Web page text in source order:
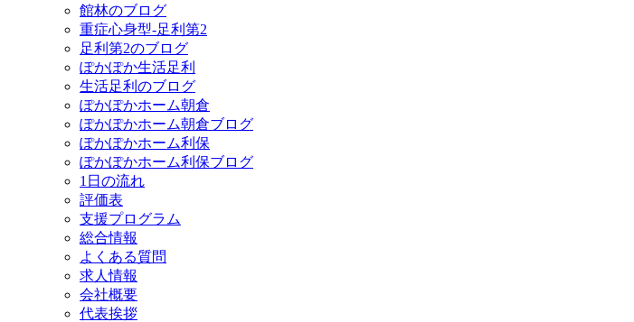
館林のブログ
重症心身型-足利第2
足利第2のブログ
ぽかぽか生活足利
生活足利のブログ
ぽかぽかホーム朝倉
ぽかぽかホーム朝倉ブログ
ぽかぽかホーム利保
ぽかぽかホーム利保ブログ
1日の流れ
評価表
支援プログラム
総合情報
よくある質問
求人情報
会社概要
代表挨拶